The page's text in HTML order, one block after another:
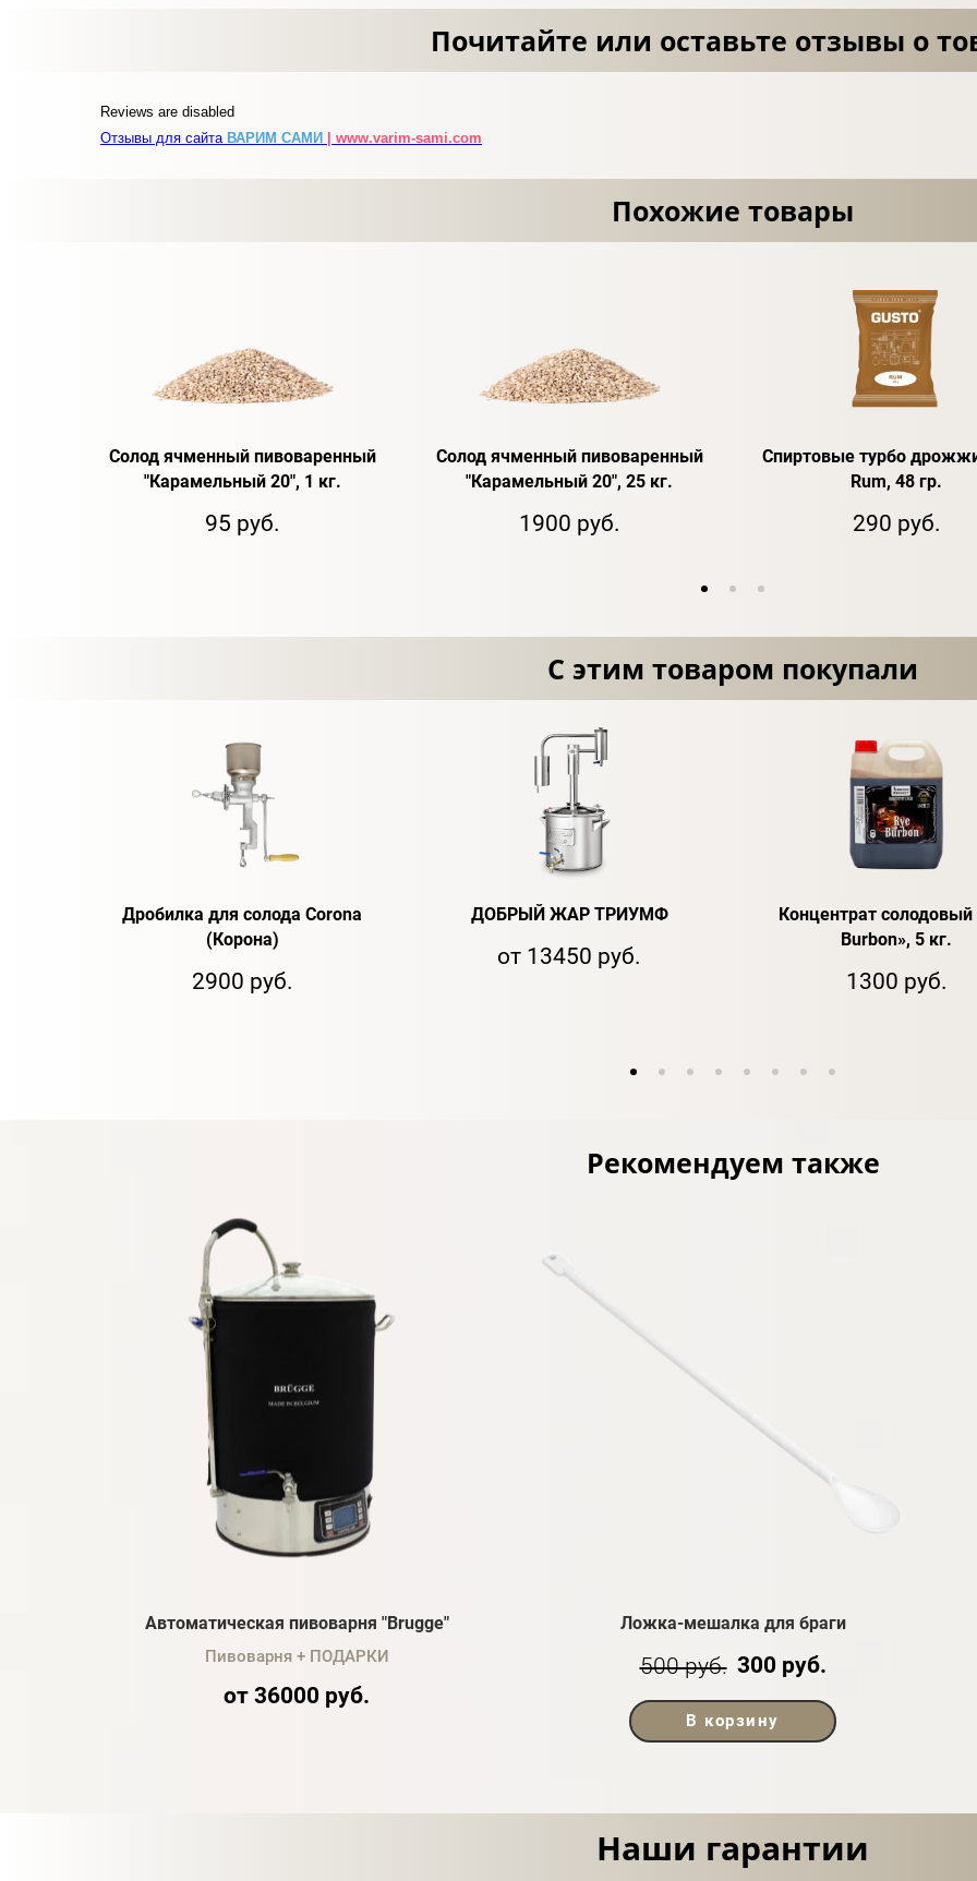
Почитайте или оставьте отзывы о
Reviews are disabled
Отзывы для сайта ВАРИМ САМИ | www.varim-sami.com
Похожие товары
Солод ячменный пивоваренный
"Карамельный 20", 1 кг.
95 руб.
Солод ячменный пивоваренный
"Карамельный 20", 25 кг.
1900 руб.
Спиртовые турбо
Rum, 48 гр.
290 руб.
С этим товаром покупали
Дробилка для солода Corona
(Корона)
2900 руб.
ДОБРЫЙ ЖАР ТРИУМФ
от 13450 руб.
Концентрат солодовый
Burbon», 5 кг.
1300 руб.
Рекомендуем также
Автоматическая пивоварня "Brugge"
Пивоварня + ПОДАРКИ
от 36000 руб.
Ложка-мешалка для браги
500 руб. 300 руб.
В корзину
Наши гарантии